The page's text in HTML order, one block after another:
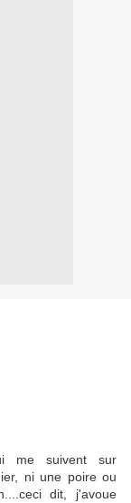
me suivent sur
ni une poire ou
dit, j'avoue